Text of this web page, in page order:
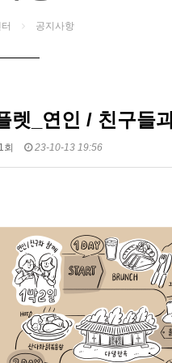
공지사항
렛_연인 / 친구들
회 23-10-13 19:56